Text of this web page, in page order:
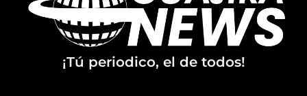
¡Tú periodico, el de todos!